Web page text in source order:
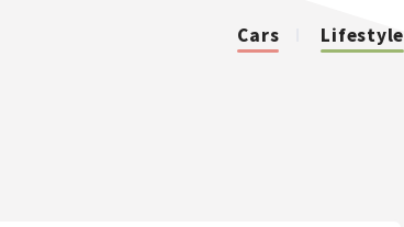
Cars Lifestyle